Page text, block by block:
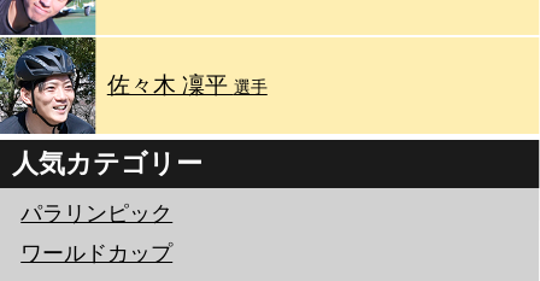
佐々木 凜平 選手
人気カテゴリー
パラリンピック
ワールドカップ